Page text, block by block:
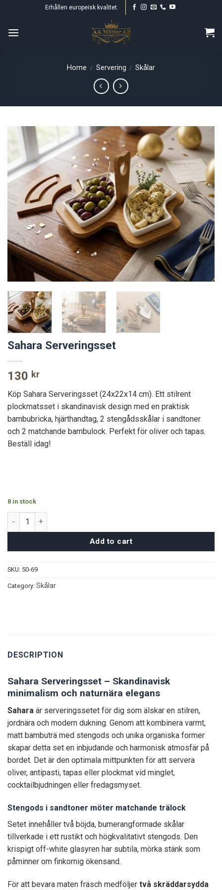
content
Erhållen europeisk kvalitet.
Home / Servering / Skålar
Sahara Serveringsset
130 kr
Köp Sahara Serveringsset (24x22x14 cm). Ett stilrent
plockmatsset i skandinavisk design med en praktisk
bambubricka, hjärthandtag, 2 stengådsskålar i sandtoner
och 2 matchande bambulock. Perfekt för oliver och tapas.
Beställ idag!
8 in stock
Sahara Serveringsset quantity
Add to cart
SKU: 50-69
Category: Skålar
DESCRIPTION
Sahara Serveringsset – Skandinavisk
minimalism och naturnära elegans
Sahara är serveringssetet för dig som älskar en stilren,
jordnära och modern dukning. Genom att kombinera varmt,
matt bambuträ med stengods och unika organiska former
skapar detta set en inbjudande och harmonisk atmosfär på
bordet. Det är den optimala mittpunkten för att servera
oliver, antipasti, tapas eller plockmat vid minglet,
cocktailbjudningen eller fredagsmyset.
Stengods i sandtoner möter matchande trälock
Setet innehåller två böjda, bumerangformade skålar
tillverkade i ett rustikt och högkvalitativt stengods. Den
krispigt off-white glasyren har subtila, mörka stänk som
påminner om finkornig ökensand.
För att bevara maten fräsch medföljer två skräddarsydda